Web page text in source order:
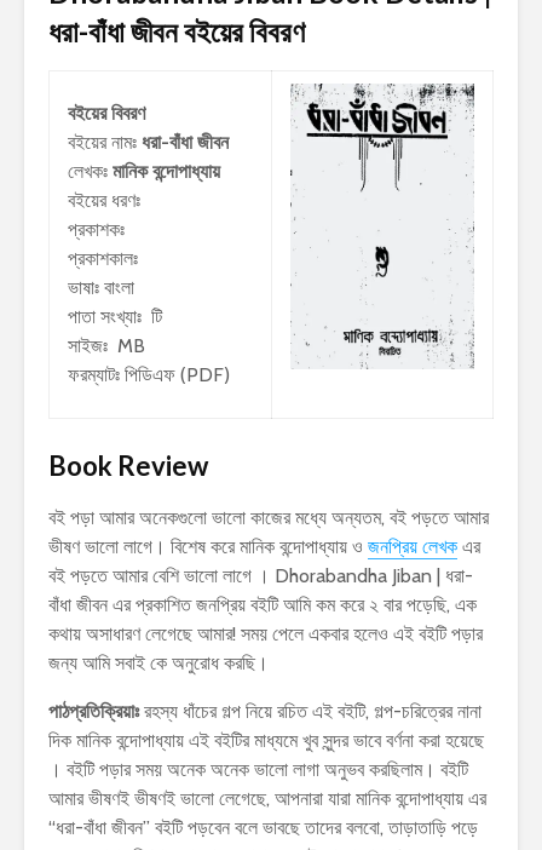
ধরা-বাঁধা জীবনবইয়ের বিবরণ
বইয়ের বিবরণ
বইয়ের নামঃ ধরা-বাঁধা জীবন
লেখকঃ মানিক বন্দোপাধ্যায়
বইয়ের ধরণঃ
প্রকাশকঃ
প্রকাশকালঃ
ভাষাঃ বাংলা
পাতা সংখ্যাঃ টি
সাইজঃ MB
ফরম্যাটঃ পিডিএফ (PDF)
Book Review
বই পড়া আমার অনেকগুলো ভালো কাজের মধ্যে অন্যতম, বই পড়তে আমার
ভীষণ ভালো লাগে। বিশেষ করে মানিক বন্দোপাধ্যায় ও জনপ্রিয় লেখক এর
বই পড়তে আমার বেশি ভালো লাগে । Dhorabandha Jiban | ধরা-
বাঁধা জীবন এর প্রকাশিত জনপ্রিয় বইটি আমি কম করে ২ বার পড়েছি, এক
কথায় অসাধারণ লেগেছে আমার! সময় পেলে একবার হলেও এই বইটি পড়ার
জন্য আমি সবাই কে অনুরোধ করছি।
পাঠপ্রতিক্রিয়াঃরহস্য ধাঁচের গল্প নিয়ে রচিত এই বইটি, গল্প-চরিত্রের নানা
দিক মানিক বন্দোপাধ্যায় এই বইটির মাধ্যমে খুব সুন্দর ভাবে বর্ণনা করা হয়েছে
। বইটি পড়ার সময় অনেক অনেক ভালো লাগা অনুভব করছিলাম। বইটি
আমার ভীষণই ভীষণই ভালো লেগেছে, আপনারা যারা মানিক বন্দোপাধ্যায় এর
“ধরা-বাঁধা জীবন” বইটি পড়বেন বলে ভাবছে তাদের বলবো, তাড়াতাড়ি পড়ে